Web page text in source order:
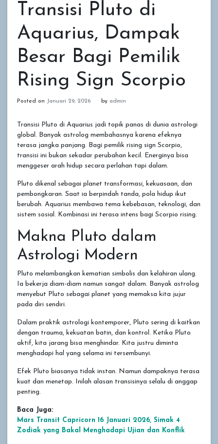
Transisi Pluto di
Aquarius, Dampak
Besar Bagi Pemilik
Rising Sign Scorpio
Posted on Januari 29, 2026 by admin
Transisi Pluto di Aquarius jadi topik panas di dunia astrologi
global. Banyak astrolog membahasnya karena efeknya
terasa jangka panjang. Bagi pemilik rising sign Scorpio,
transisi ini bukan sekadar perubahan kecil. Energinya bisa
menggeser arah hidup secara perlahan tapi dalam.
Pluto dikenal sebagai planet transformasi, kekuasaan, dan
pembongkaran. Saat ia berpindah tanda, pola hidup ikut
berubah. Aquarius membawa tema kebebasan, teknologi, dan
sistem sosial. Kombinasi ini terasa intens bagi Scorpio rising.
Makna Pluto dalam
Astrologi Modern
Pluto melambangkan kematian simbolis dan kelahiran ulang.
Ia bekerja diam-diam namun sangat dalam. Banyak astrolog
menyebut Pluto sebagai planet yang memaksa kita jujur
pada diri sendiri.
Dalam praktik astrologi kontemporer, Pluto sering di kaitkan
dengan trauma, kekuatan batin, dan kontrol. Ketika Pluto
aktif, kita jarang bisa menghindar. Kita justru diminta
menghadapi hal yang selama ini tersembunyi.
Efek Pluto biasanya tidak instan. Namun dampaknya terasa
kuat dan menetap. Inilah alasan transisinya selalu di anggap
penting.
Baca Juga:
Mars Transit Capricorn 16 Januari 2026, Simak 4
Zodiak yang Bakal Menghadapi Ujian dan Konflik